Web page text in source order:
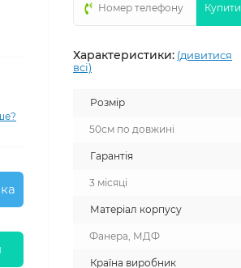
Купити
Характеристики: (дивитися
всі)
Розмір
50см по довжині
Гарантія
3 місяці
Матеріал корпусу
Фанера, МДФ
Країна виробник